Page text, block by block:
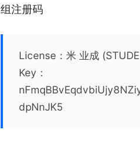
组注册码
License：米 业成
Key：
dpNnJK5